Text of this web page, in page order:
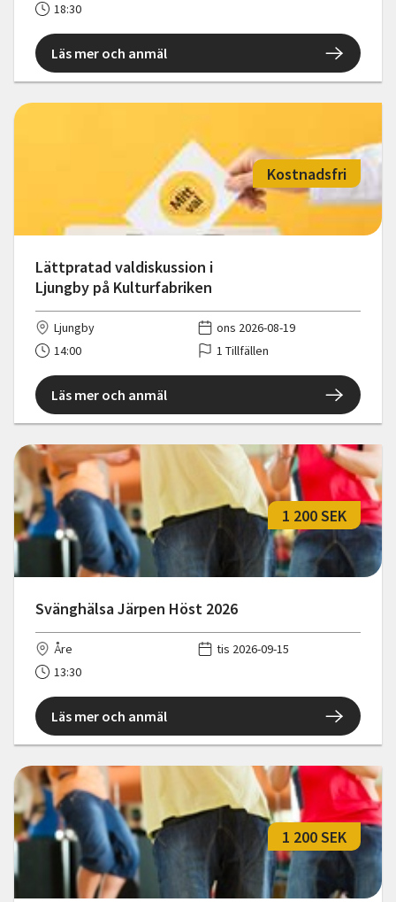
18:30
Läs mer och anmäl
Lättpratad valdiskussion i
Ljungby på Kulturfabriken
Kostnadsfri
Ljungby
ons 2026-08-19
14:00
1 Tillfällen
Läs mer och anmäl
Svänghälsa Järpen Höst 2026
1 200 SEK
Åre
tis 2026-09-15
13:30
Läs mer och anmäl
1 200 SEK